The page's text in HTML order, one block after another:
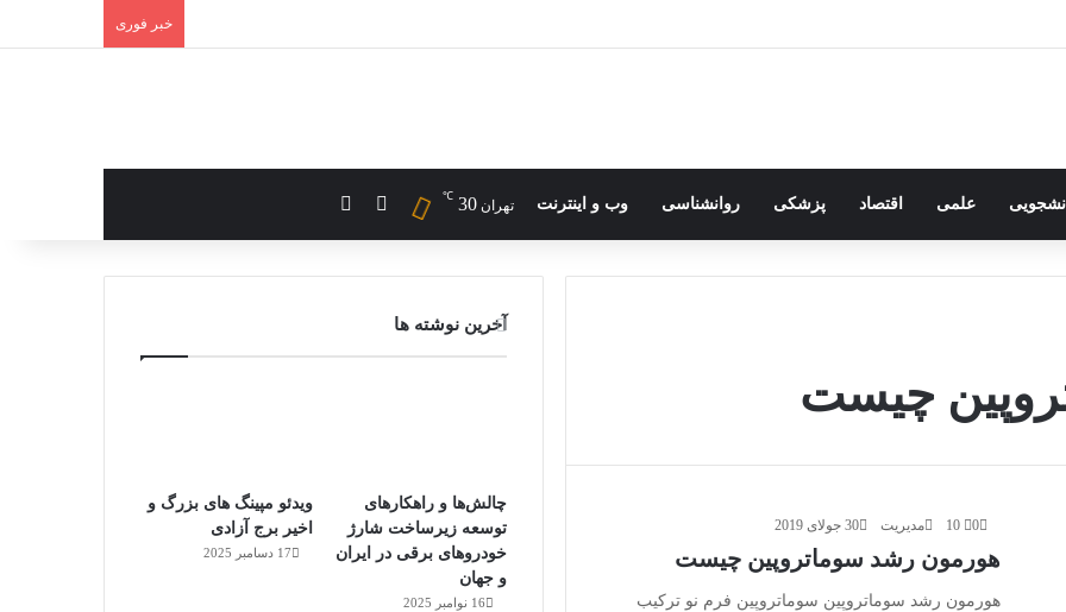
خبر فوری
علمی اقتصاد پزشکی روانشناسی وب و اینترنت تهران 30
℃ تغییر پوسته
چیست
مدیریت 30 جولای 2019 0
هورمون رشد سوماتروپین چیست
هورمون رشد سوماتروپین سوماتروپین فرم نو ترکیب
آخرین نوشته ها
ویدئو مپینگ های بزرگ و
اخیر برج آزادی
17 دسامبر 2025
چالش‌ها و راهکارهای
توسعه زیرساخت شارژ
خودروهای برقی در ایران
و جهان
16 نوامبر 2025